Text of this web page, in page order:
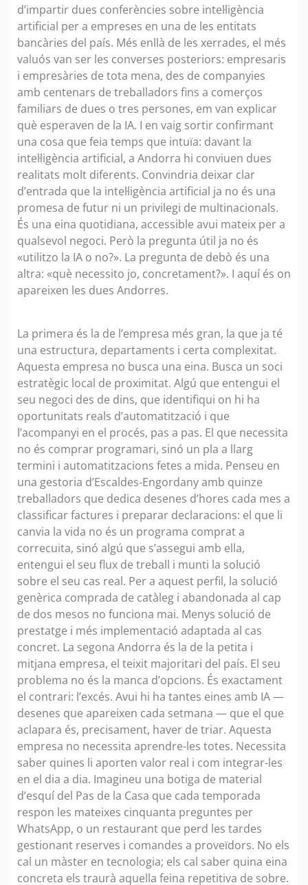
d’impartir dues conferències sobre intel·ligència
artificial per a empreses en una de les entitats
bancàries del país. Més enllà de les xerrades, el més
valuós van ser les converses posteriors: empresaris
i empresàries de tota mena, des de companyies
amb centenars de treballadors fins a comerços
familiars de dues o tres persones, em van explicar
què esperaven de la IA. I en vaig sortir confirmant
una cosa que feia temps que intuïa: davant la
intel·ligència artificial, a Andorra hi conviuen dues
realitats molt diferents. Convindria deixar clar
d’entrada que la intel·ligència artificial ja no és una
promesa de futur ni un privilegi de multinacionals.
És una eina quotidiana, accessible avui mateix per a
qualsevol negoci. Però la pregunta útil ja no és
«utilitzo la IA o no?». La pregunta de debò és una
altra: «què necessito jo, concretament?». I aquí és on
apareixen les dues Andorres.
La primera és la de l’empresa més gran, la que ja té
una estructura, departaments i certa complexitat.
Aquesta empresa no busca una eina. Busca un soci
estratègic local de proximitat. Algú que entengui el
seu negoci des de dins, que identifiqui on hi ha
oportunitats reals d’automatització i que
l’acompanyi en el procés, pas a pas. El que necessita
no és comprar programari, sinó un pla a llarg
termini i automatitzacions fetes a mida. Penseu en
una gestoria d’Escaldes-Engordany amb quinze
treballadors que dedica desenes d’hores cada mes a
classificar factures i preparar declaracions: el que li
canvia la vida no és un programa comprat a
correcuita, sinó algú que s’assegui amb ella,
entengui el seu flux de treball i munti la solució
sobre el seu cas real. Per a aquest perfil, la solució
genèrica comprada de catàleg i abandonada al cap
de dos mesos no funciona mai. Menys solució de
prestatge i més implementació adaptada al cas
concret. La segona Andorra és la de la petita i
mitjana empresa, el teixit majoritari del país. El seu
problema no és la manca d’opcions. És exactament
el contrari: l’excés. Avui hi ha tantes eines amb IA —
desenes que apareixen cada setmana — que el que
aclapara és, precisament, haver de triar. Aquesta
empresa no necessita aprendre-les totes. Necessita
saber quines li aporten valor real i com integrar-les
en el dia a dia. Imagineu una botiga de material
d’esquí del Pas de la Casa que cada temporada
respon les mateixes cinquanta preguntes per
WhatsApp, o un restaurant que perd les tardes
gestionant reserves i comandes a proveïdors. No els
cal un màster en tecnologia; els cal saber quina eina
concreta els traurà aquella feina repetitiva de sobre.